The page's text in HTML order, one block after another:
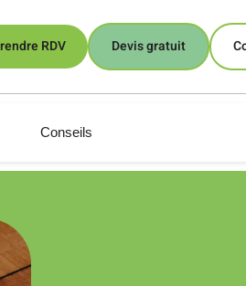
RDV Devis gratuit
Conseils